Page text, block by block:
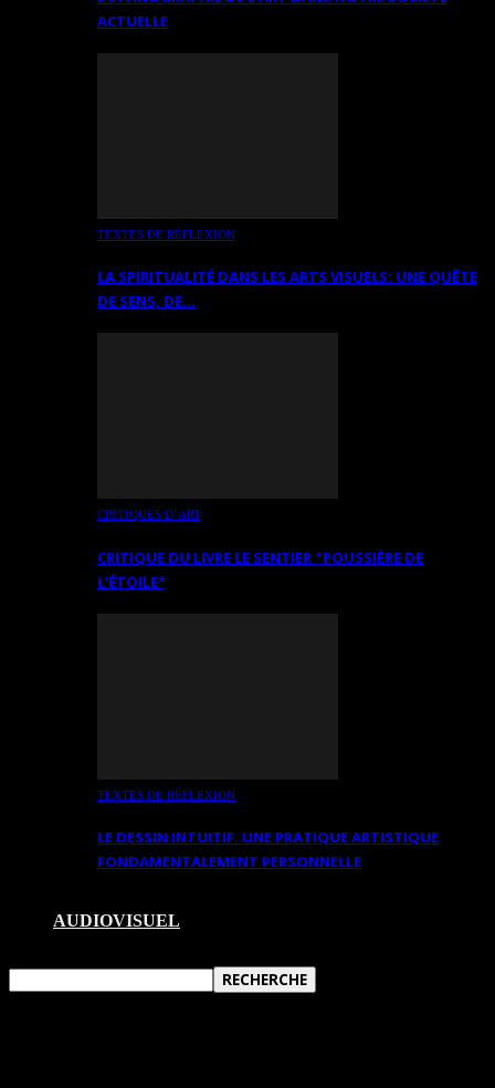
ACTUELLE
TEXTES DE RÉFLEXION
LA SPIRITUALITÉ DANS LES ARTS VISUELS: UNE QUÊTE
DE SENS, DE…
CRITIQUES D’ART
CRITIQUE DU LIVRE LE SENTIER *POUSSIÈRE DE
L’ÉTOILE*
TEXTES DE RÉFLEXION
LE DESSIN INTUITIF. UNE PRATIQUE ARTISTIQUE
FONDAMENTALEMENT PERSONNELLE
AUDIOVISUEL